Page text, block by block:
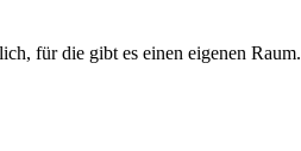
für die gibt es einen eigenen Raum.